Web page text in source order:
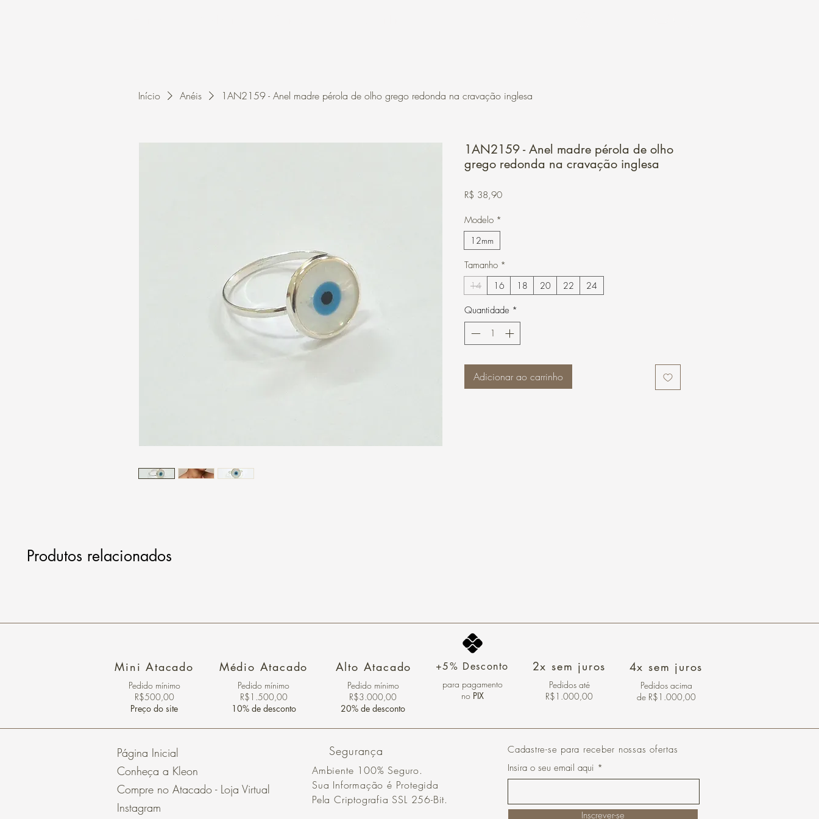
Início Anéis 1AN2159 - Anel madre pérola de olho grego redonda na cravação inglesa
1AN2159 - Anel madre pérola de olho
grego redonda na cravação inglesa
R$ 38,90Preço
Modelo *
12mm
Tamanho *
14 16 18 20 22 24
Quantidade *
Adicionar ao carrinho
Produtos relacionados
Mini Atacado
Pedido ​mínimo
R$500,00
Preço do site
Médio Atacado
Pedido mínimo
R$1.500,00
10% de desconto
Alto Atacado
Pedido mínimo
R$3.000,00
20% de desconto
+5% Desconto
para pagamento
no PIX
2x sem juros
Pedidos até
R$1.000,00
4x sem juros
Pedidos acima
de R$1.000,00
Página Inicial
Conheça a Kleon
Compre no Atacado - Loja Virtual
Instagram
Segurança
Ambiente 100% Seguro.
Sua Informação é Protegida
Pela Criptografia SSL 256-Bit.
Cadastre-se para receber nossas ofertas
Insira o seu email aqui
Inscrever-se